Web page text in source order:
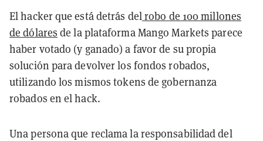
El hacker que está detrás delrobo de 100 millones
de dólares de la plataforma Mango Markets parece
haber votado (y ganado) a favor de su propia
solución para devolver los fondos robados,
utilizando los mismos tokens de gobernanza
robados en el hack.
Una persona que reclama la responsabilidad del